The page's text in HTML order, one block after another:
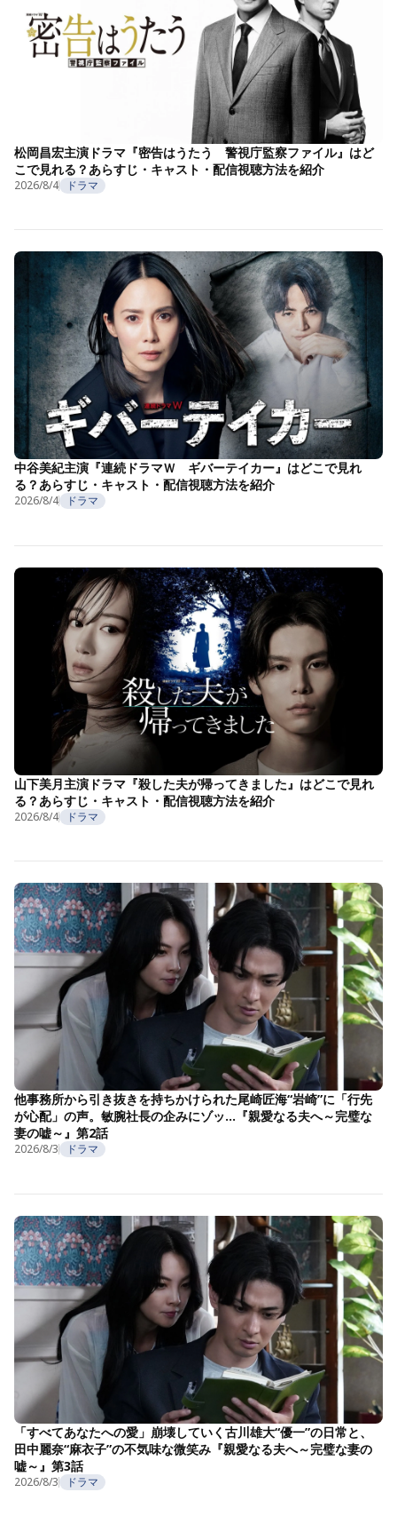
松岡昌宏主演ドラマ『密告はうたう 警視庁監察ファイル』はど
こで見れる？あらすじ・キャスト・配信視聴方法を紹介
2026/8/4 ドラマ
中谷美紀主演『連続ドラマＷ ギバーテイカー』はどこで見れ
る？あらすじ・キャスト・配信視聴方法を紹介
2026/8/4 ドラマ
山下美月主演ドラマ『殺した夫が帰ってきました』はどこで見れ
る？あらすじ・キャスト・配信視聴方法を紹介
2026/8/4 ドラマ
他事務所から引き抜きを持ちかけられた尾崎匠海“岩崎”に「行先
が心配」の声。敏腕社長の企みにゾッ…『親愛なる夫へ～完璧な
妻の嘘～』第2話
2026/8/3 ドラマ
「すべてあなたへの愛」崩壊していく古川雄大“優一”の日常と、
田中麗奈“麻衣子”の不気味な微笑み『親愛なる夫へ～完璧な妻の
嘘～』第3話
2026/8/3 ドラマ